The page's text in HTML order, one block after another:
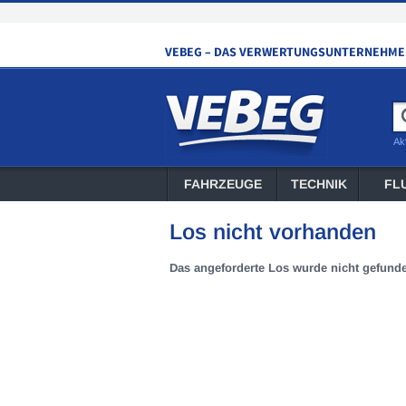
FAHRZEUGE TECHNIK
Los nicht vorhanden
Das angeforderte Los wurde nicht